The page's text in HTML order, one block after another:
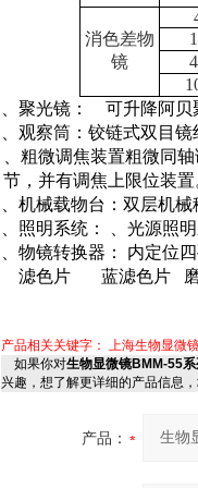
消色差物
镜
、聚光镜：
可升降阿贝
、观察筒：铰链式双目镜
、粗微调焦装置粗微同
节，并有调焦上限位装置
、机械载物台： 双层机械
、照明系统：
、光源照
、物镜转换器：
内定位
滤色片
蓝滤色片
产品相关关键字： 上海生物显微
如果你对生物显微镜BMM-55
兴趣，想了解更详细的产品信息
产品：